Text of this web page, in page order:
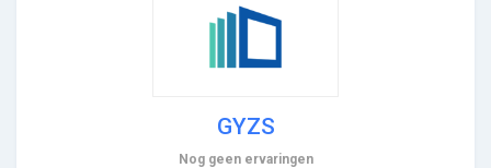
GYZS
Nog geen ervaringen